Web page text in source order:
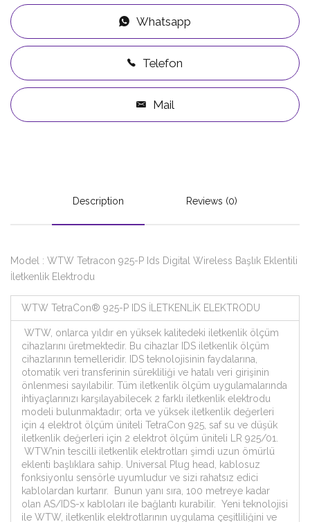
Whatsapp
Telefon
Mail
Description Reviews (0)
Model : WTW Tetracon 925-P Ids Digital Wireless Başlık Eklentili
İletkenlik Elektrodu
WTW TetraCon® 925-P IDS İLETKENLİK ELEKTRODU
WTW, onlarca yıldır en yüksek kalitedeki iletkenlik ölçüm
cihazlarını üretmektedir. Bu cihazlar IDS iletkenlik ölçüm
cihazlarının temelleridir. IDS teknolojisinin faydalarına,
otomatik veri transferinin sürekliliği ve hatalı veri girişinin
önlenmesi sayılabilir. Tüm iletkenlik ölçüm uygulamalarında
ihtiyaçlarınızı karşılayabilecek 2 farklı iletkenlik elektrodu
modeli bulunmaktadır; orta ve yüksek iletkenlik değerleri
için 4 elektrot ölçüm üniteli TetraCon 925, saf su ve düşük
iletkenlik değerleri için 2 elektrot ölçüm üniteli LR 925/01.
WTW’nin tescilli iletkenlik elektrotları şimdi uzun ömürlü
eklenti başlıklara sahip. Universal Plug head, kablosuz
fonksiyonlu sensörle uyumludur ve sizi rahatsız edici
kablolardan kurtarır. Bunun yanı sıra, 100 metreye kadar
olan AS/IDS-x kabloları ile bağlantı kurabilir. Yeni teknolojisi
ile WTW, iletkenlik elektrotlarının uygulama çeşitliliğini ve